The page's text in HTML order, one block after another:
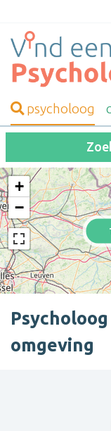
psycholoog
+
−
omgeving